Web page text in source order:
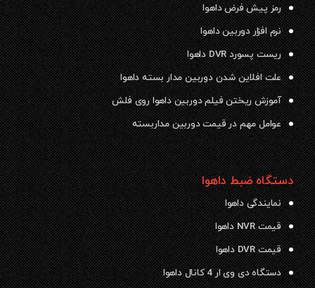
رمز پیش فرض داهوا
نرم افزار دوربین داهوا
ریست پسورد DVR داهوا
علت افلاین شدن دوربین مدار بسته داهوا
آموزش ریختن فیلم دوربین داهوا روی فلش
عوامل مهم در قیمت دوربین مداربسته
دستگاه ضبط داهوا
نمایندگی داهوا
قیمت NVR داهوا
قیمت DVR داهوا
دستگاه دی وی ار 4 کانال داهوا